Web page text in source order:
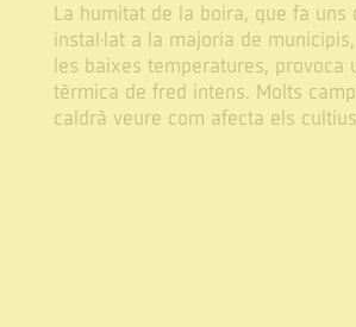
La humitat de la boira, que fa uns
instal·lat a la majoria de
les baixes temperatures, provoca
tèrmica de fred intens. Molts
caldrà veure com afecta els